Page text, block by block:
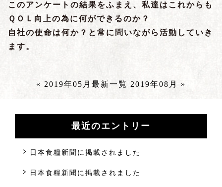
このアンケートの結果をふまえ、私達はこれからも
ＱＯＬ向上の為に何ができるのか？
自社の使命は何か？と常に問いながら活動していき
ます。
« 2019年05月 最新一覧 2019年08月 »
最近のエントリー
日本食糧新聞に掲載されました
日本食糧新聞に掲載されました